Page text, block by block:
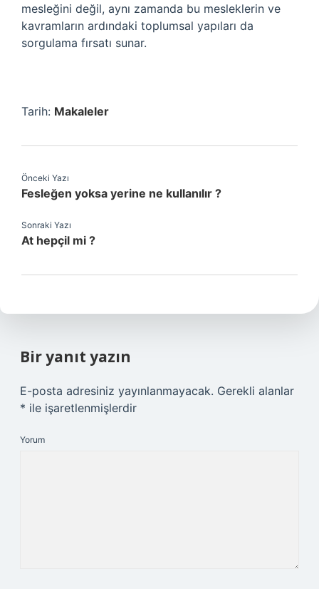
mesleğini değil, aynı zamanda bu mesleklerin ve
kavramların ardındaki toplumsal yapıları da
sorgulama fırsatı sunar.
Tarih: Makaleler
Önceki Yazı
Fesleğen yoksa yerine ne kullanılır ?
Sonraki Yazı
At hepçil mi ?
Bir yanıt yazın
E-posta adresiniz yayınlanmayacak. Gerekli alanlar
* ile işaretlenmişlerdir
Yorum